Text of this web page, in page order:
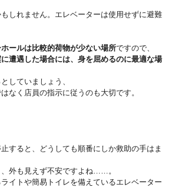
しれません。 エレベーターは使用せずに避難
ールは比較的荷物が少ない場所ですので、
遭遇した場合には、 身を屈めるのに最適な場
していましょう、
なく店員の指示に従うのも大切です。
すると、
どうしても順番にしか救助の手はま
外も見えず不安ですよね……。
イトや簡易トイレを備えているエレベーター